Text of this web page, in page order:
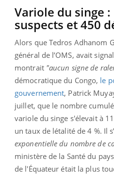
Variole du singe :
suspects et 450
Alors que Tedros Adhanom
général de l’OMS, avait
montrait "aucun signe de
démocratique du Congo, le
gouvernement, Patrick
juillet, que le nombre
variole du singe s'élevait à
un taux de létalité de 4 %. Il
exponentielle du nombre de
ministère de la Santé du
de l'Équateur était la plus